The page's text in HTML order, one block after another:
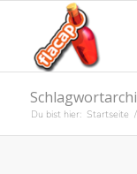
Du bist hier: Startseite /